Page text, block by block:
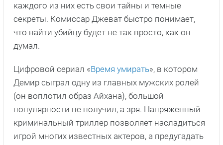
каждого из них есть свои тайны и темные
секреты. Комиссар Джеват быстро понимает,
что найти убийцу будет не так просто, как он
думал.
Цифровой сериал «Время умирать», в котором
Демир сыграл одну из главных мужских ролей
(он воплотил образ Айхана), большой
популярности не получил, а зря. Напряженный
криминальный триллер позволяет насладиться
игрой многих известных актеров, а предугадать